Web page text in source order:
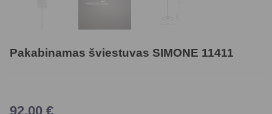
Pakabinamas šviestuvas SIMONE 11411
92,00 €